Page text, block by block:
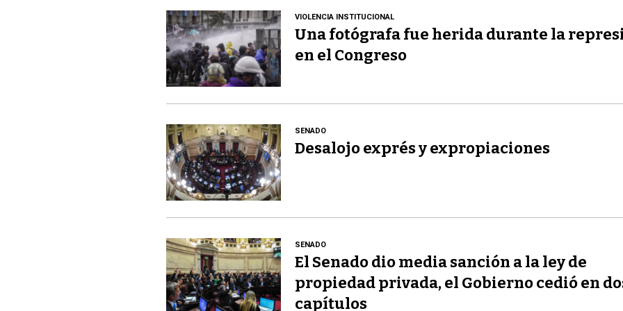
VIOLENCIA INSTITUCIONAL
Una fotógrafa fue herida durante la
en el Congreso
SENADO
Desalojo exprés y expropiaciones
SENADO
El Senado dio media sanción a la ley de
propiedad privada, el Gobierno cedió en
capítulos